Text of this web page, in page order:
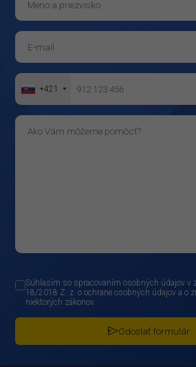
+421
Súhlasím so spracovaním osobných údajov v
18/2018 Z. z. o ochrane osobných údajov a o
niektorých zákonov.
Odoslať formulár